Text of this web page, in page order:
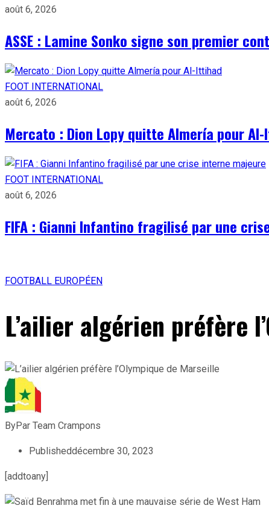
août 6, 2026
ASSE : Lamine Sonko signe son premier
FOOT INTERNATIONAL
août 6, 2026
Mercato : Dion Lopy quitte Almería pour
FOOT INTERNATIONAL
août 6, 2026
FIFA : Gianni Infantino fragilisé par une
FOOTBALL EUROPÉEN
L’ailier algérien préfère
ByPar Team Crampons
Publisheddécembre 30, 2023
[addtoany]